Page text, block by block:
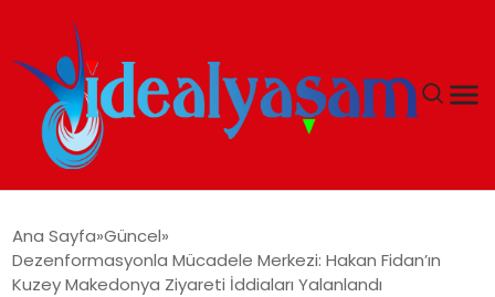
GÜNDEM
Ana Sayfa Güncel
Dezenformasyonla Mücadele Merkezi: Hakan Fidan’ın
Kuzey Makedonya Ziyareti İddiaları Yalanlandı